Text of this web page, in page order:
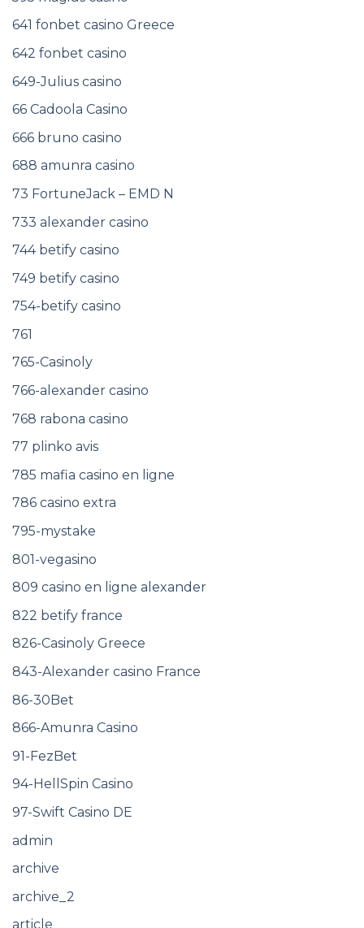
641 fonbet casino Greece
642 fonbet casino
649-Julius casino
66 Cadoola Casino
666 bruno casino
688 amunra casino
73 FortuneJack – EMD N
733 alexander casino
744 betify casino
749 betify casino
754-betify casino
761
765-Casinoly
766-alexander casino
768 rabona casino
77 plinko avis
785 mafia casino en ligne
786 casino extra
795-mystake
801-vegasino
809 casino en ligne alexander
822 betify france
826-Casinoly Greece
843-Alexander casino France
86-30Bet
866-Amunra Casino
91-FezBet
94-HellSpin Casino
97-Swift Casino DE
admin
archive
archive_2
article